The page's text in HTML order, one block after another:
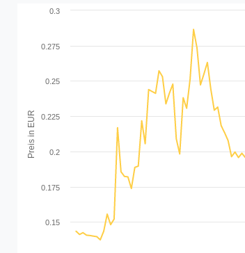
Preis in EUR
0.15
0.175
0.2
0.225
0.25
0.275
0.3